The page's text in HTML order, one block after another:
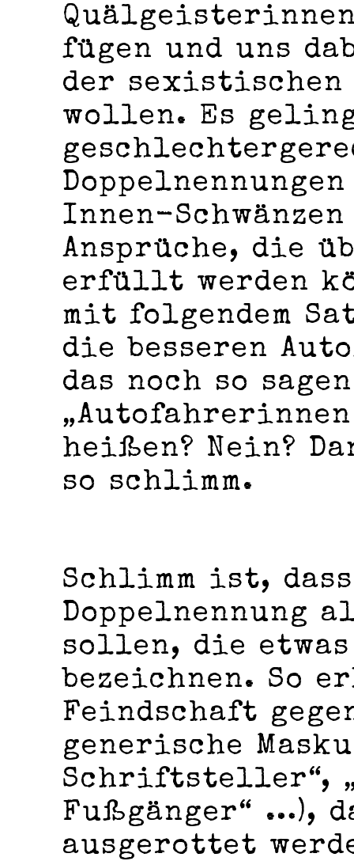
fügen und uns
der sexistischen
wollen. Es
Innen-
Ansprüche, die
erfüllt werden
mit folgendem
die besseren
das noch so
heißen? Nein?
so schlimm.
Schlimm ist,
Doppelnennung
sollen, die
bezeichnen. So
Feindschaft
generische
Schriftsteller“,
Fußgänger“ …),
ausgerottet